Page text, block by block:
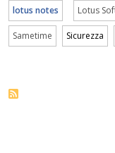
lotus notes Lotus
Sametime Sicurezza